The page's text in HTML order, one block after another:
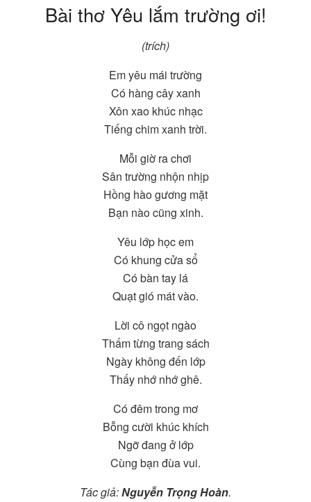
Bài thơ Yêu lắm trường ơi!
(trích)
Em yêu mái trường
Có hàng cây xanh
Xôn xao khúc nhạc
Tiếng chim xanh trời.
Mỗi giờ ra chơi
Sân trường nhộn nhịp
Hồng hào gương mặt
Bạn nào cũng xinh.
Yêu lớp học em
Có khung cửa sổ
Có bàn tay lá
Quạt gió mát vào.
Lời cô ngọt ngào
Thấm từng trang sách
Ngày không đến lớp
Thấy nhớ nhớ ghê.
Có đêm trong mơ
Bỗng cười khúc khích
Ngỡ đang ở lớp
Cùng bạn đùa vui.
Tác giả:Nguyễn Trọng Hoàn.